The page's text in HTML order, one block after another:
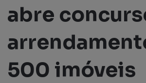
abre
500 imóveis